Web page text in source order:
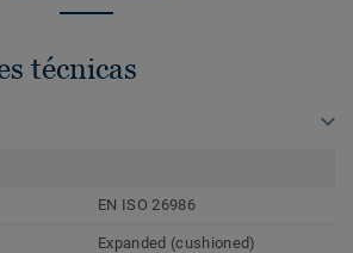
técnicas
EN ISO 26986
Expanded (cushioned)